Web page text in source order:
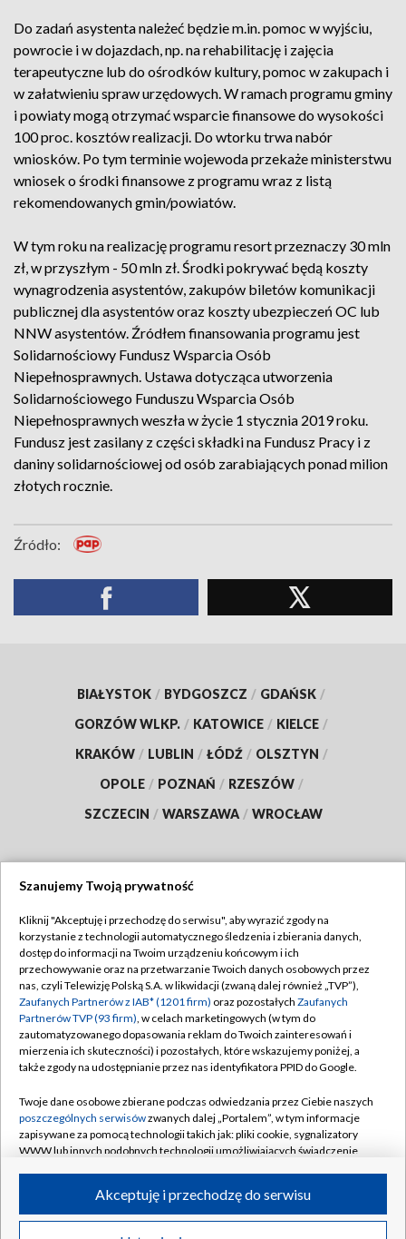
Do zadań asystenta należeć będzie m.in. pomoc w wyjściu,
powrocie i w dojazdach, np. na rehabilitację i zajęcia
terapeutyczne lub do ośrodków kultury, pomoc w zakupach i
w załatwieniu spraw urzędowych. W ramach programu gminy
i powiaty mogą otrzymać wsparcie finansowe do wysokości
100 proc. kosztów realizacji. Do wtorku trwa nabór
wniosków. Po tym terminie wojewoda przekaże ministerstwu
wniosek o środki finansowe z programu wraz z listą
rekomendowanych gmin/powiatów.
W tym roku na realizację programu resort przeznaczy 30 mln
zł, w przyszłym - 50 mln zł. Środki pokrywać będą koszty
wynagrodzenia asystentów, zakupów biletów komunikacji
publicznej dla asystentów oraz koszty ubezpieczeń OC lub
NNW asystentów. Źródłem finansowania programu jest
Solidarnościowy Fundusz Wsparcia Osób
Niepełnosprawnych. Ustawa dotycząca utworzenia
Solidarnościowego Funduszu Wsparcia Osób
Niepełnosprawnych weszła w życie 1 stycznia 2019 roku.
Fundusz jest zasilany z części składki na Fundusz Pracy i z
daniny solidarnościowej od osób zarabiających ponad milion
złotych rocznie.
Źródło:
BIAŁYSTOK / BYDGOSZCZ / GDAŃSK /
GORZÓW WLKP. / KATOWICE / KIELCE /
KRAKÓW / LUBLIN / ŁÓDŹ / OLSZTYN /
OPOLE / POZNAŃ / RZESZÓW /
SZCZECIN / WARSZAWA / WROCŁAW
TVP
Abonament TVP
Emisja w TVP
Centrum informacji TVP
Naziemna Telewizja Cyfrowa
Rada Programowa
System NOS
Informacje o nadawcy
Program dla prasy
Regulamin TVP
Polityka prywatności
Moje zgody
Pomoc
Kontakt
Kanały
©2026 Telewizja Polska S.A. w likwidacji
Szanujemy Twoją prywatność
Kliknij "Akceptuję i przechodzę do serwisu", aby wyrazić zgody na
korzystanie z technologii automatycznego śledzenia i zbierania danych,
dostęp do informacji na Twoim urządzeniu końcowym i ich
przechowywanie oraz na przetwarzanie Twoich danych osobowych przez
nas, czyli Telewizję Polską S.A. w likwidacji (zwaną dalej również „TVP”),
Zaufanych Partnerów z IAB* (1201 firm) oraz pozostałych Zaufanych
Partnerów TVP (93 firm), w celach marketingowych (w tym do
zautomatyzowanego dopasowania reklam do Twoich zainteresowań i
mierzenia ich skuteczności) i pozostałych, które wskazujemy poniżej, a
także zgody na udostępnianie przez nas identyfikatora PPID do Google.
Twoje dane osobowe zbierane podczas odwiedzania przez Ciebie naszych
poszczególnych serwisówzwanych dalej „Portalem”, w tym informacje
zapisywane za pomocą technologii takich jak: pliki cookie, sygnalizatory
WWW lub innych podobnych technologii umożliwiających świadczenie
ruchu w Internecie.
Twoje dane osobowe zbierane podczas odwiedzania przez Ciebie
Akceptuję i przechodzę do serwisu